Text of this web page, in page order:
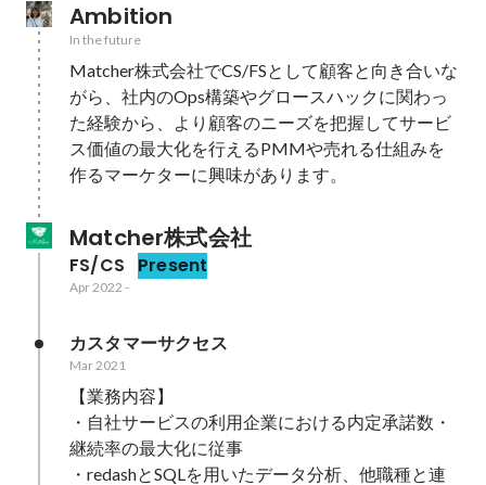
Ambition
In the future
Matcher株式会社でCS/FSとして顧客と向き合いな
がら、社内のOps構築やグロースハックに関わっ
た経験から、より顧客のニーズを把握してサービ
ス価値の最大化を行えるPMMや売れる仕組みを
作るマーケターに興味があります。
Matcher株式会社
FS/CS Present
Apr 2022 -
カスタマーサクセス
Mar 2021
【業務内容】
・自社サービスの利用企業における内定承諾数・
継続率の最大化に従事
・redashとSQLを用いたデータ分析、他職種と連